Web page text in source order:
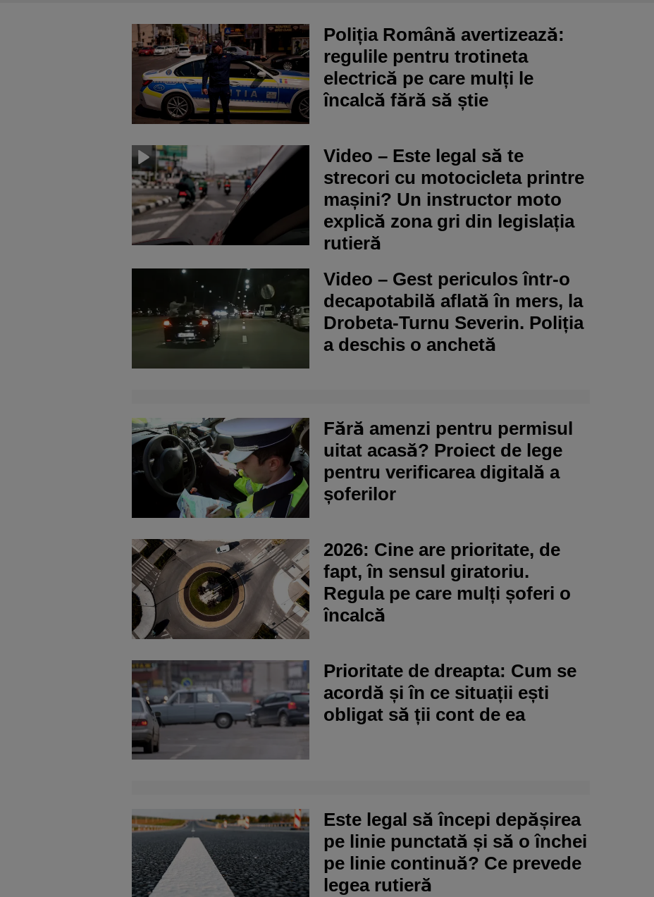
Poliția Română avertizează:
regulile pentru trotineta
electrică pe care mulți le
încalcă fără să știe
Video – Este legal să te
strecori cu motocicleta printre
mașini? Un instructor moto
explică zona gri din legislația
rutieră
Video – Gest periculos într-o
decapotabilă aflată în mers, la
Drobeta-Turnu Severin. Poliția
a deschis o anchetă
Fără amenzi pentru permisul
uitat acasă? Proiect de lege
pentru verificarea digitală a
șoferilor
2026: Cine are prioritate, de
fapt, în sensul giratoriu.
Regula pe care mulți șoferi o
încalcă
Prioritate de dreapta: Cum se
acordă și în ce situații ești
obligat să ții cont de ea
Este legal să începi depășirea
pe linie punctată și să o închei
pe linie continuă? Ce prevede
legea rutieră